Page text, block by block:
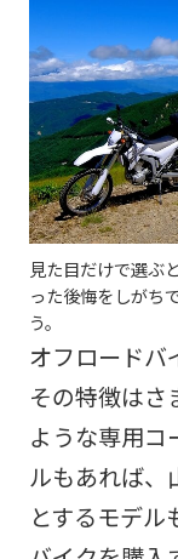
見た目だけで選ぶ
った後悔をしがち
う。
オフロードバ
その特徴はさ
ような専用コ
ルもあれば、
とするモデル